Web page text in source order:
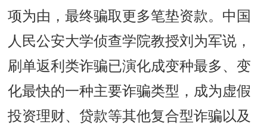
项为由，最终骗取更多笔垫资款。中国
人民公安大学侦查学院教授刘为军说，
刷单返利类诈骗已演化成变种最多、变
化最快的一种主要诈骗类型，成为虚假
投资理财、贷款等其他复合型诈骗以及